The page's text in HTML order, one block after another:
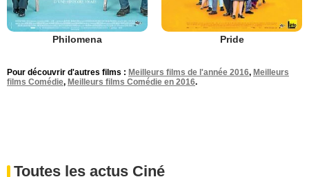
Philomena Pride
Pour découvrir d'autres films : Meilleurs films de l'année 2016, Meilleurs
films Comédie, Meilleurs films Comédie en 2016.
Toutes les actus Ciné